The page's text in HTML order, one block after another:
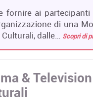
fornire ai
di una
dalle… Scopri di
&